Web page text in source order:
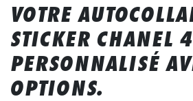
VOTRE
STICKER CHANEL 4
PERSONNALISÉ
OPTIONS.